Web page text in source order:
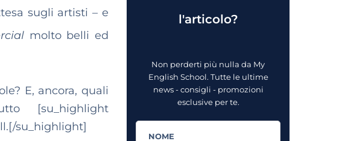
sugli artisti – e
molto belli ed
E, ancora, quali
[su_highlight
su_highlight]
l'articolo?
Non perderti più nulla da My
English School. Tutte le ultime
news - consigli - promozioni
esclusive per te.